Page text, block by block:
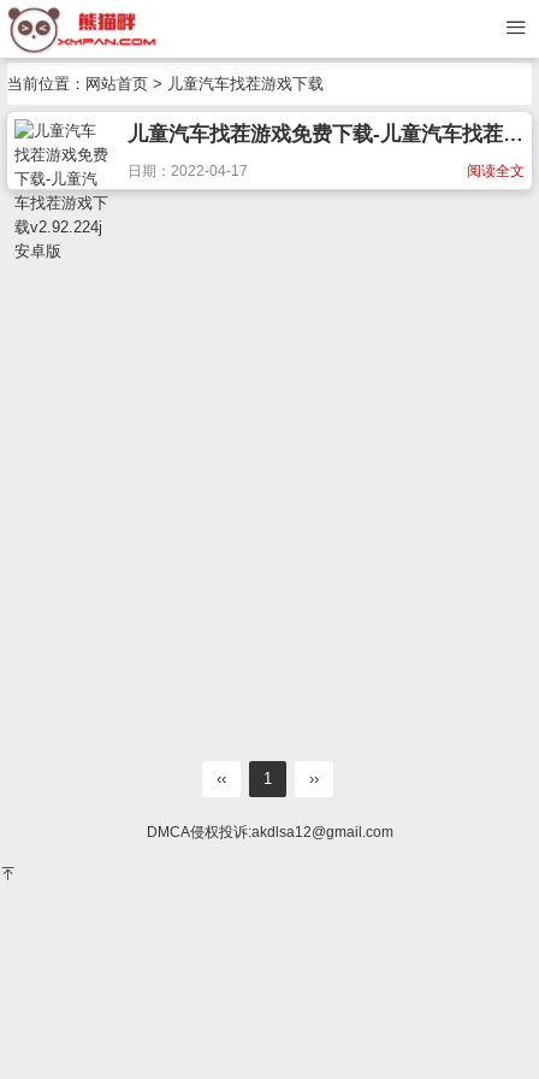
当前位置： 网站首页 > 儿童汽车找茬游戏下载
儿童汽车找茬游戏免费下载-儿童汽车找茬游戏下载v2.92.224j 安卓版
阅读全文
日期：2022-04-17
‹‹ 1 ››
DMCA侵权投诉:akdlsa12@gmail.com